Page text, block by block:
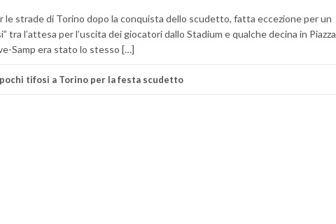
le strade di Torino dopo la conquista dello scudetto, fatta eccezione per un
l’attesa per l’uscita dei giocatori dallo Stadium e qualche decina in Piazza
Samp era stato lo stesso […]
pochi tifosi a Torino per la festa scudetto